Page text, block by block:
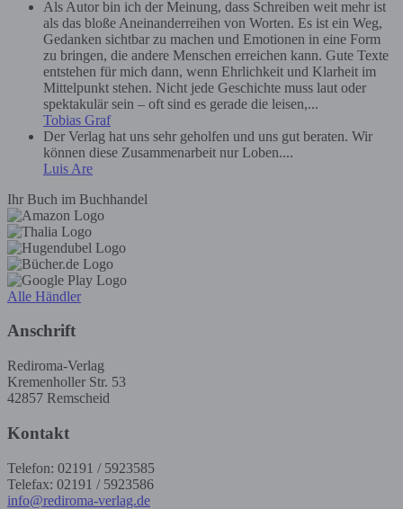
Als Autor bin ich der Meinung, dass Schreiben weit mehr ist
als das bloße Aneinanderreihen von Worten. Es ist ein Weg,
Gedanken sichtbar zu machen und Emotionen in eine Form
zu bringen, die andere Menschen erreichen kann. Gute Texte
entstehen für mich dann, wenn Ehrlichkeit und Klarheit im
Mittelpunkt stehen. Nicht jede Geschichte muss laut oder
spektakulär sein – oft sind es gerade die leisen,...
Tobias Graf
Der Verlag hat uns sehr geholfen und uns gut beraten. Wir
können diese Zusammenarbeit nur Loben....
Luis Are
Ihr Buch im Buchhandel
Alle Händler
Anschrift
Rediroma-Verlag
Kremenholler Str. 53
42857 Remscheid
Kontakt
Telefon: 02191 / 5923585
Telefax: 02191 / 5923586
info@rediroma-verlag.de